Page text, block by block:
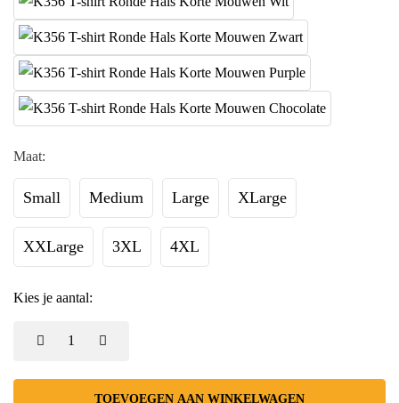
Maat:
Small Medium Large XLarge
XXLarge 3XL 4XL
Kies je aantal:
TOEVOEGEN AAN WINKELWAGEN